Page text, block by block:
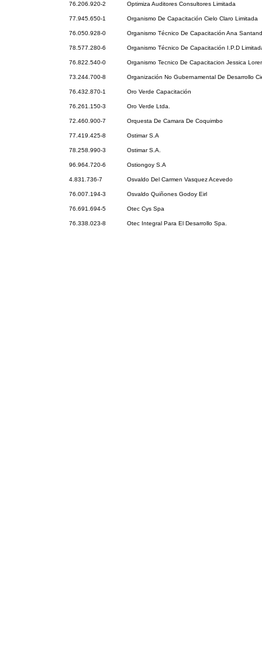
76.206.920-2 Optimiza Auditores Consultores Limitada
77.945.650-1 Organismo De Capacitación Cielo Claro Limitada
76.050.928-0 Organismo Técnico De Capacitación Ana
78.577.280-6 Organismo Técnico De Capacitación I.P.D
76.822.540-0 Organismo Tecnico De Capacitacion Jessica
73.244.700-8 Organización No Gubernamental De Desarrollo
76.432.870-1 Oro Verde Capacitación
76.261.150-3 Oro Verde Ltda.
72.460.900-7 Orquesta De Camara De Coquimbo
77.419.425-8 Ostimar S.A
78.258.990-3 Ostimar S.A.
96.964.720-6 Ostiongoy S.A
4.831.736-7 Osvaldo Del Carmen Vasquez Acevedo
76.007.194-3 Osvaldo Quiñones Godoy Eirl
76.691.694-5 Otec Cys Spa
76.338.023-8 Otec Integral Para El Desarrollo Spa.